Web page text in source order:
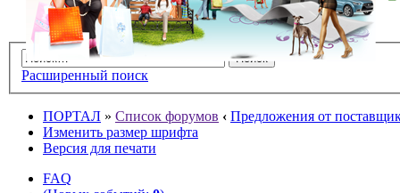
Расширенный поиск
ПОРТАЛ » Список форумов ‹ Предложения от
Изменить размер шрифта
Версия для печати
FAQ